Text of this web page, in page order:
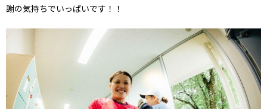
謝の気持ちでいっぱいです！！